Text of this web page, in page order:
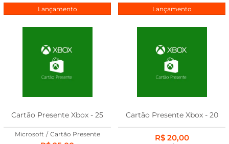
Lançamento Lançamento
Cartão Presente Xbox - 25
Microsoft / Cartão Presente
Cartão Presente Xbox - 20
R$ 20,00